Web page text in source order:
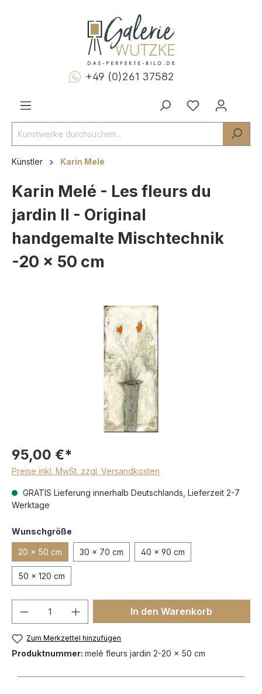
+49 (0)261 37582
Künstler Karin Melé
Karin Melé - Les fleurs du
jardin II - Original
handgemalte Mischtechnik
-20 x 50 cm
95,00 €*
Preise inkl. MwSt. zzgl. Versandkosten
GRATIS Lieferung innerhalb Deutschlands, Lieferzeit 2-7
Werktage
Wunschgröße
20 x 50 cm 30 x 70 cm 40 x 90 cm
50 x 120 cm
In den Warenkorb
Zum Merkzettel hinzufügen
Produktnummer: melé fleurs jardin 2-20 x 50 cm